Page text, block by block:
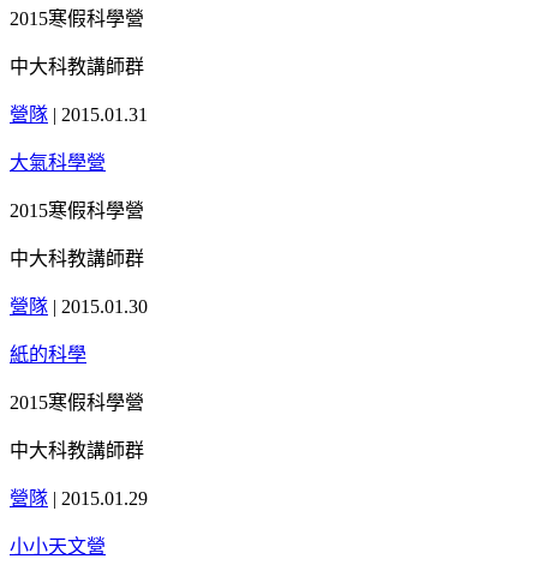
2015寒假科學營
中大科教講師群
營隊 | 2015.01.31
大氣科學營
2015寒假科學營
中大科教講師群
營隊 | 2015.01.30
紙的科學
2015寒假科學營
中大科教講師群
營隊 | 2015.01.29
小小天文營